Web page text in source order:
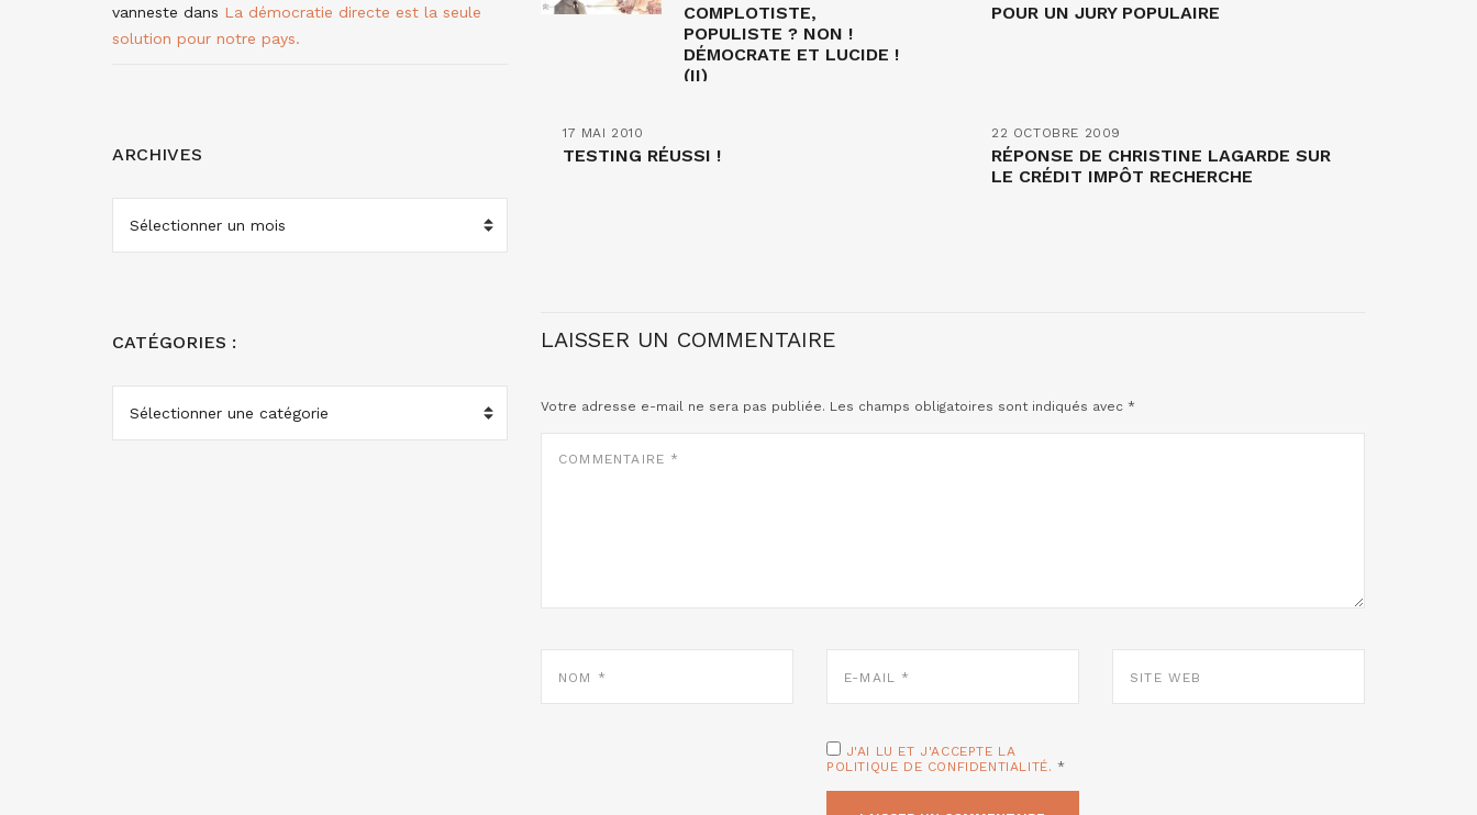
COMPLOTISTE,
POPULISTE ? NON !
DÉMOCRATE ET LUCIDE !
(II)
POUR UN JURY POPULAIRE
17 MAI 2010
TESTING RÉUSSI !
22 OCTOBRE 2009
RÉPONSE DE CHRISTINE LAGARDE SUR
LE CRÉDIT IMPÔT RECHERCHE
LAISSER UN COMMENTAIRE
Votre adresse e-mail ne sera pas publiée. Les champs obligatoires sont indiqués avec *
COMMENTAIRE
NOM
E-
MAIL
SITE
WEB
J'AI LU ET J'ACCEPTE LA
POLITIQUE DE CONFIDENTIALITÉ. *
vanneste dans La démocratie directe est la seule
solution pour notre pays.
ARCHIVES
ARCHIVES
CATÉGORIES :
CATÉGORIES